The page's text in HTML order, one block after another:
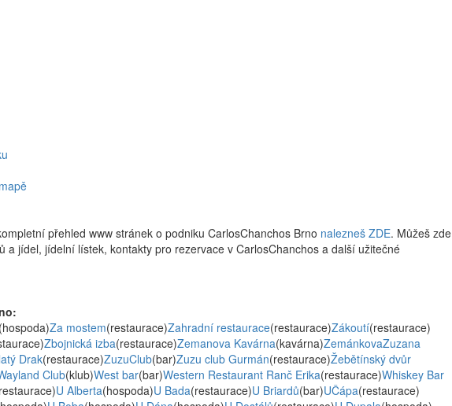
přehled www stránek o podniku CarlosChanchos Brno nalezneš ZDE. Můžeš zde
a jídel, jídelní lístek, kontakty pro rezervace v CarlosChanchos a další užitečné
(hospoda)Za mostem(restaurace)Zahradní restaurace(restaurace)Zákoutí(restaurace)
Zbojnická izba(restaurace)Zemanova Kavárna(kavárna)ZemánkovaZuzana
Drak(restaurace)ZuzuClub(bar)Zuzu club Gurmán(restaurace)Žebětínský dvůr
Club(klub)West bar(bar)Western Restaurant Ranč Erika(restaurace)Whiskey Bar
U Alberta(hospoda)U Bada(restaurace)U Briardů(bar)UČápa(restaurace)